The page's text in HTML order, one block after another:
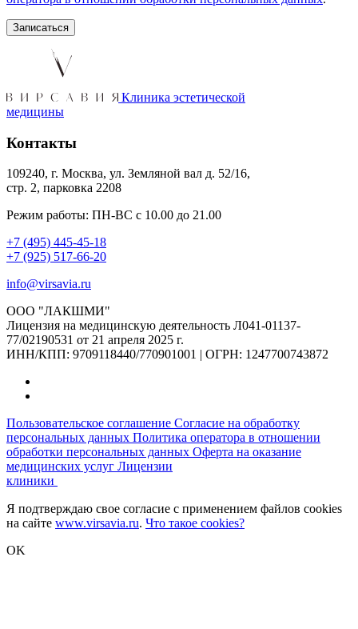
Клиника эстетической
медицины
Контакты
109240, г. Москва, ул. Земляной вал д. 52/16,
стр. 2, парковка 2208
Режим работы: ПН-ВС с 10.00 до 21.00
+7 (495) 445-45-18
+7 (925) 517-66-20
info@virsavia.ru
ООО "ЛАКШМИ"
Лицензия на медицинскую деятельность Л041-01137-
77/02190531 от 21 апреля 2025 г.
ИНН/КПП: 9709118440/770901001 | ОГРН: 1247700743872
Пользовательское соглашение Согласие на обработку
персональных данных Политика оператора в отношении
обработки персональных данных Оферта на оказание
медицинских услуг Лицензии
клиники
Я подтверждаю свое согласие с применением файлов cookies
на сайте www.virsavia.ru. Что такое cookies?
OK